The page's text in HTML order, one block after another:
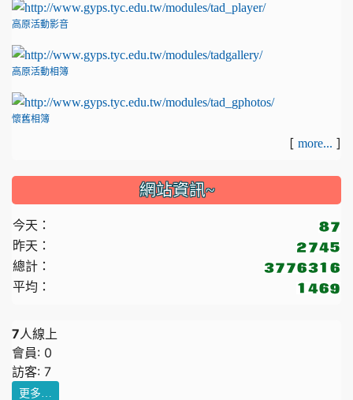
高原活動影音
高原活動相簿
懷舊相簿
[ more... ]
網站資訊~
今天：
昨天：
總計：
平均：
7人線上
會員: 0
訪客: 7
更多…